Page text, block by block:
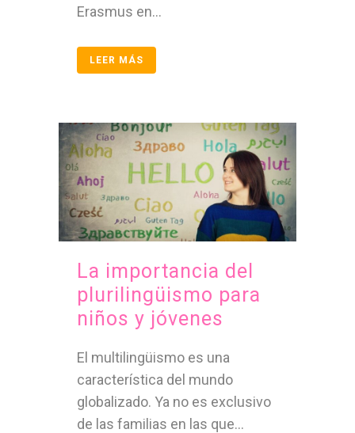
Erasmus en...
LEER MÁS
La importancia del
plurilingüismo para
niños y jóvenes
El multilingüismo es una
característica del mundo
globalizado. Ya no es exclusivo
de las familias en las que...